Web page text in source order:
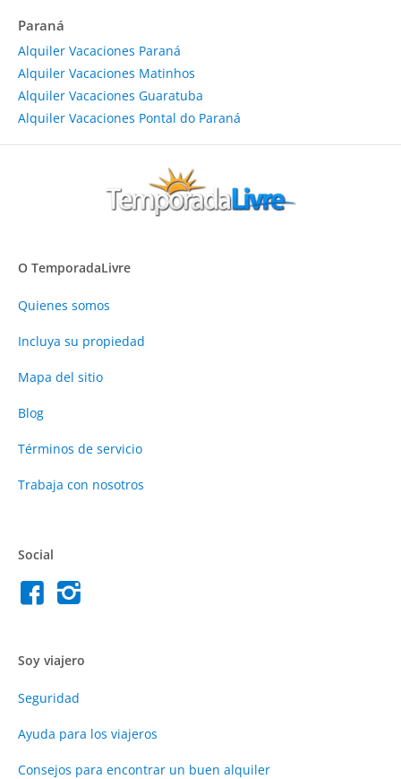
Paraná
Alquiler Vacaciones Paraná
Alquiler Vacaciones Matinhos
Alquiler Vacaciones Guaratuba
Alquiler Vacaciones Pontal do Paraná
O TemporadaLivre
Quienes somos
Incluya su propiedad
Mapa del sitio
Blog
Términos de servicio
Trabaja con nosotros
Social
Soy viajero
Seguridad
Ayuda para los viajeros
Consejos para encontrar un buen alquiler